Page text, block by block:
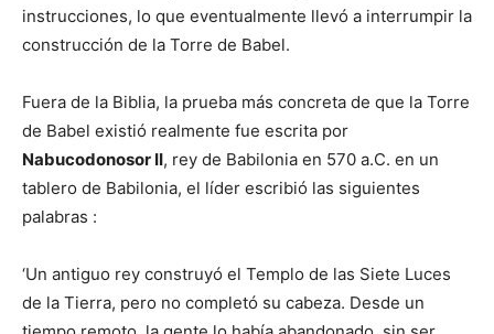
instrucciones, lo que eventualmente llevó a interrumpir la
construcción de la Torre de Babel.
Fuera de la Biblia, la prueba más concreta de que la Torre
de Babel existió realmente fue escrita por
Nabucodonosor II, rey de Babilonia en 570 a.C. en un
tablero de Babilonia, el líder escribió las siguientes
palabras :
‘Un antiguo rey construyó el Templo de las Siete Luces
de la Tierra, pero no completó su cabeza. Desde un